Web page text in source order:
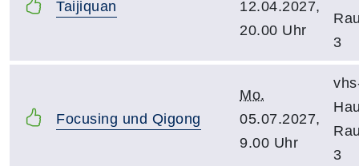
Taijiquan
12.04.2027,
20.00 Uhr
3
Focusing und Qigong
Mo.
05.07.2027,
9.00 Uhr
3